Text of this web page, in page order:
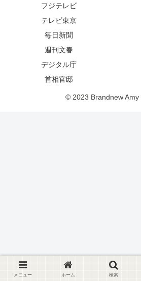
フジテレビ
テレビ東京
毎日新聞
週刊文春
デジタル庁
首相官邸
© 2023 Brandnew Amy
メニュー ホーム 検索